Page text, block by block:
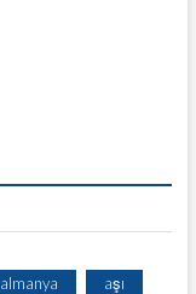
almanya aşı